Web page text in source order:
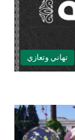
تهاني وتعازي